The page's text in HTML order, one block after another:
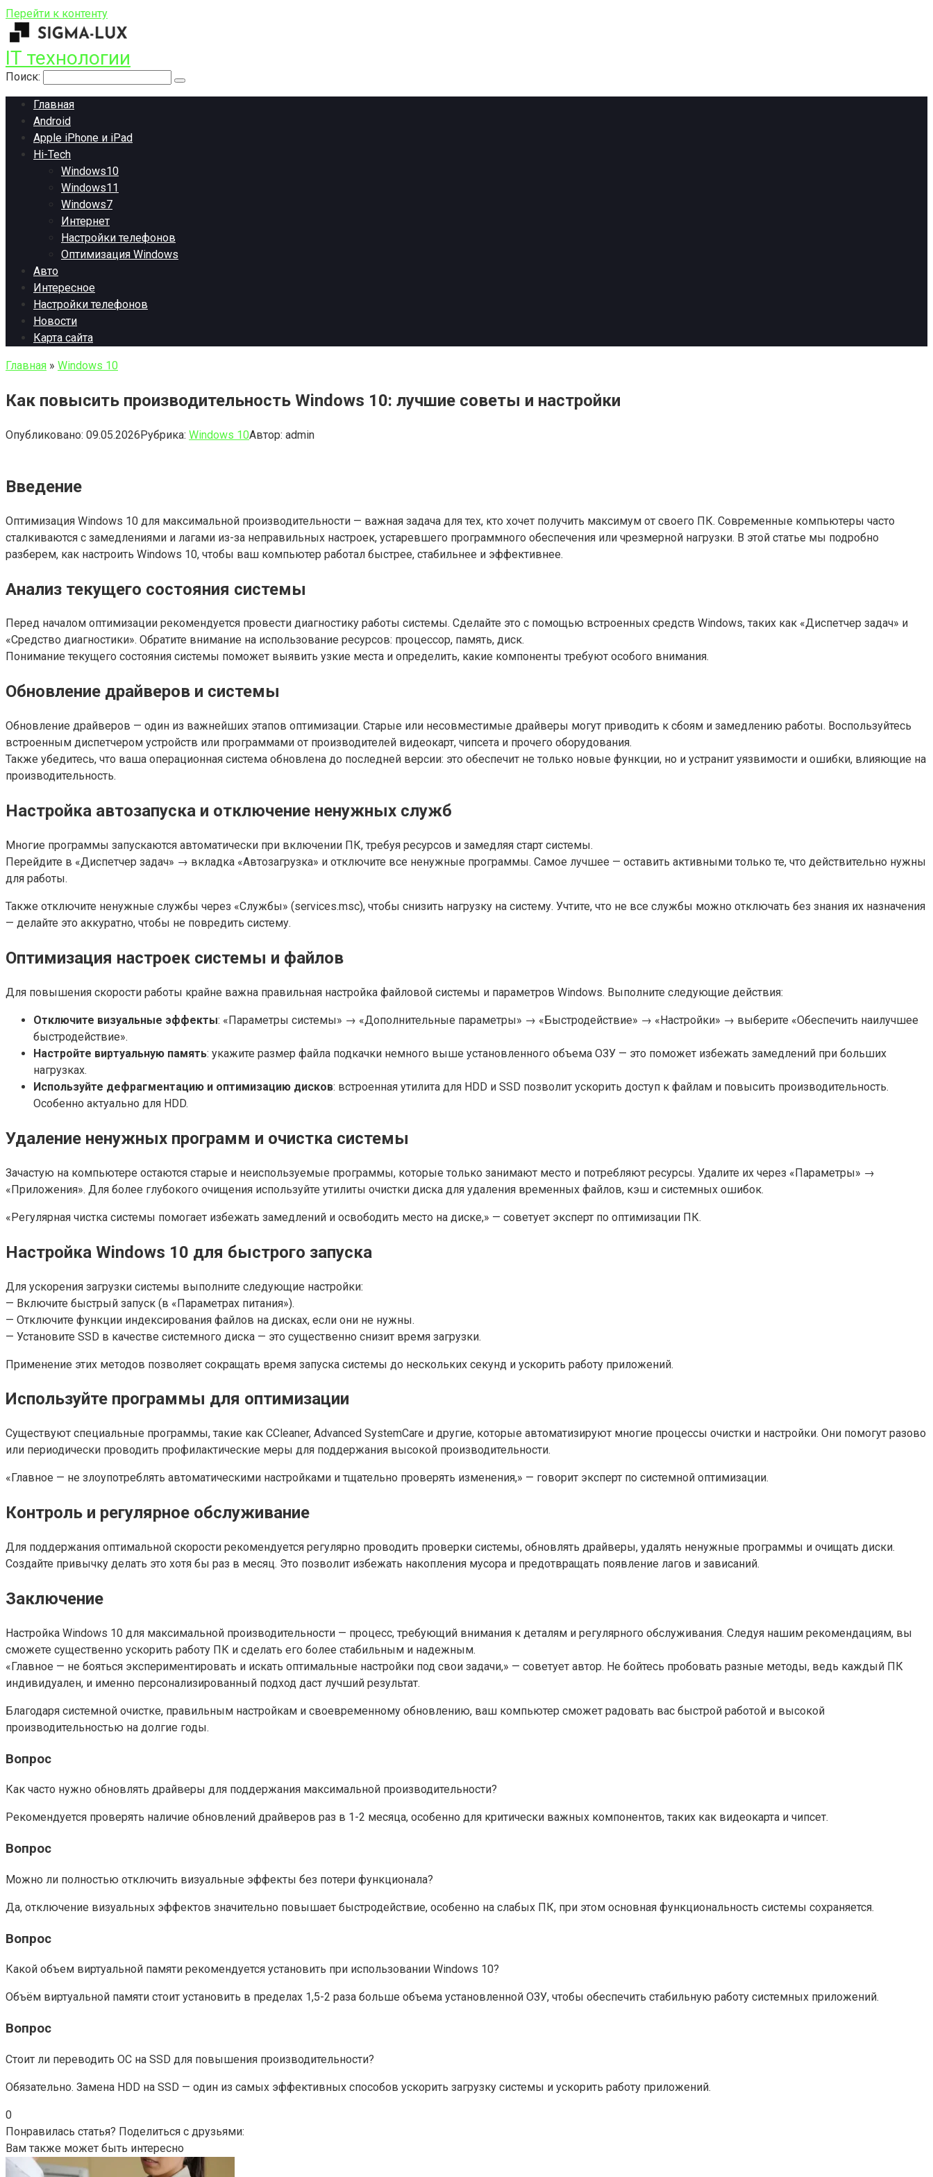
Перейти к контенту
IT технологии
Поиск:
Главная
Android
Apple iPhone и iPad
Hi-Tech
Windows10
Windows11
Windows7
Интернет
Настройки телефонов
Оптимизация Windows
Авто
Интересное
Настройки телефонов
Новости
Карта сайта
Главная » Windows 10
Как повысить производительность Windows 10: лучшие советы и настройки
Опубликовано: 09.05.2026Рубрика: Windows 10Автор: admin
Введение
Оптимизация Windows 10 для максимальной производительности — важная задача для тех, кто хочет получить максимум от своего ПК. Современные компьютеры часто
сталкиваются с замедлениями и лагами из-за неправильных настроек, устаревшего программного обеспечения или чрезмерной нагрузки. В этой статье мы подробно
разберем, как настроить Windows 10, чтобы ваш компьютер работал быстрее, стабильнее и эффективнее.
Анализ текущего состояния системы
Перед началом оптимизации рекомендуется провести диагностику работы системы. Сделайте это с помощью встроенных средств Windows, таких как «Диспетчер задач» и
«Средство диагностики». Обратите внимание на использование ресурсов: процессор, память, диск.
Понимание текущего состояния системы поможет выявить узкие места и определить, какие компоненты требуют особого внимания.
Обновление драйверов и системы
Обновление драйверов — один из важнейших этапов оптимизации. Старые или несовместимые драйверы могут приводить к сбоям и замедлению работы. Воспользуйтесь
встроенным диспетчером устройств или программами от производителей видеокарт, чипсета и прочего оборудования.
Также убедитесь, что ваша операционная система обновлена до последней версии: это обеспечит не только новые функции, но и устранит уязвимости и ошибки, влияющие на
производительность.
Настройка автозапуска и отключение ненужных служб
Многие программы запускаются автоматически при включении ПК, требуя ресурсов и замедляя старт системы.
Перейдите в «Диспетчер задач» → вкладка «Автозагрузка» и отключите все ненужные программы. Самое лучшее — оставить активными только те, что действительно нужны
для работы.
Также отключите ненужные службы через «Службы» (services.msc), чтобы снизить нагрузку на систему. Учтите, что не все службы можно отключать без знания их назначения
— делайте это аккуратно, чтобы не повредить систему.
Оптимизация настроек системы и файлов
Для повышения скорости работы крайне важна правильная настройка файловой системы и параметров Windows. Выполните следующие действия:
Отключите визуальные эффекты: «Параметры системы» → «Дополнительные параметры» → «Быстродействие» → «Настройки» → выберите «Обеспечить наилучшее
быстродействие».
Настройте виртуальную память: укажите размер файла подкачки немного выше установленного объема ОЗУ — это поможет избежать замедлений при больших
нагрузках.
Используйте дефрагментацию и оптимизацию дисков: встроенная утилита для HDD и SSD позволит ускорить доступ к файлам и повысить производительность.
Особенно актуально для HDD.
Удаление ненужных программ и очистка системы
Зачастую на компьютере остаются старые и неиспользуемые программы, которые только занимают место и потребляют ресурсы. Удалите их через «Параметры» →
«Приложения». Для более глубокого очищения используйте утилиты очистки диска для удаления временных файлов, кэш и системных ошибок.
«Регулярная чистка системы помогает избежать замедлений и освободить место на диске,» — советует эксперт по оптимизации ПК.
Настройка Windows 10 для быстрого запуска
Для ускорения загрузки системы выполните следующие настройки:
— Включите быстрый запуск (в «Параметрах питания»).
— Отключите функции индексирования файлов на дисках, если они не нужны.
— Установите SSD в качестве системного диска — это существенно снизит время загрузки.
Применение этих методов позволяет сокращать время запуска системы до нескольких секунд и ускорить работу приложений.
Используйте программы для оптимизации
Существуют специальные программы, такие как CCleaner, Advanced SystemCare и другие, которые автоматизируют многие процессы очистки и настройки. Они помогут разово
или периодически проводить профилактические меры для поддержания высокой производительности.
«Главное — не злоупотреблять автоматическими настройками и тщательно проверять изменения,» — говорит эксперт по системной оптимизации.
Контроль и регулярное обслуживание
Для поддержания оптимальной скорости рекомендуется регулярно проводить проверки системы, обновлять драйверы, удалять ненужные программы и очищать диски.
Создайте привычку делать это хотя бы раз в месяц. Это позволит избежать накопления мусора и предотвращать появление лагов и зависаний.
Заключение
Настройка Windows 10 для максимальной производительности — процесс, требующий внимания к деталям и регулярного обслуживания. Следуя нашим рекомендациям, вы
сможете существенно ускорить работу ПК и сделать его более стабильным и надежным.
«Главное — не бояться экспериментировать и искать оптимальные настройки под свои задачи,» — советует автор. Не бойтесь пробовать разные методы, ведь каждый ПК
индивидуален, и именно персонализированный подход даст лучший результат.
Благодаря системной очистке, правильным настройкам и своевременному обновлению, ваш компьютер сможет радовать вас быстрой работой и высокой
производительностью на долгие годы.
Вопрос
Как часто нужно обновлять драйверы для поддержания максимальной производительности?
Рекомендуется проверять наличие обновлений драйверов раз в 1-2 месяца, особенно для критически важных компонентов, таких как видеокарта и чипсет.
Вопрос
Можно ли полностью отключить визуальные эффекты без потери функционала?
Да, отключение визуальных эффектов значительно повышает быстродействие, особенно на слабых ПК, при этом основная функциональность системы сохраняется.
Вопрос
Какой объем виртуальной памяти рекомендуется установить при использовании Windows 10?
Объём виртуальной памяти стоит установить в пределах 1,5-2 раза больше объема установленной ОЗУ, чтобы обеспечить стабильную работу системных приложений.
Вопрос
Стоит ли переводить ОС на SSD для повышения производительности?
Обязательно. Замена HDD на SSD — один из самых эффективных способов ускорить загрузку системы и ускорить работу приложений.
0
Понравилась статья? Поделиться с друзьями:
Вам также может быть интересно